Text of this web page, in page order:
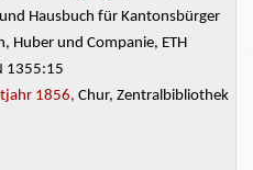
Hausbuch für Kantonsbürger
Huber und Companie, ETH
1355:15
1856, Chur, Zentralbibliothek